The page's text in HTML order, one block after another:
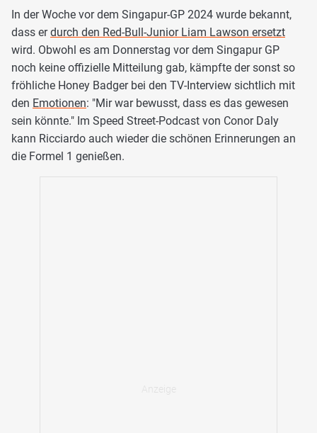
In der Woche vor dem Singapur-GP 2024 wurde bekannt,
dass erdurch den Red-Bull-Junior Liam Lawson ersetzt
wird. Obwohl es am Donnerstag vor dem Singapur GP
noch keine offizielle Mitteilung gab, kämpfte der sonst so
fröhliche Honey Badger bei den TV-Interview sichtlich mit
den Emotionen: "Mir war bewusst, dass es das gewesen
sein könnte." Im Speed Street-Podcast von Conor Daly
kann Ricciardo auch wieder die schönen Erinnerungen an
die Formel 1 genießen.